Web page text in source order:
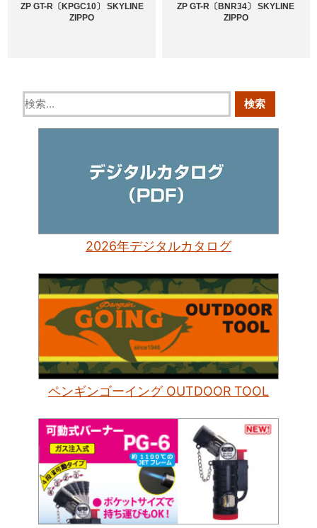
ZP GT-R〔KPGC10〕 SKYLINE
ZIPPO
ZP GT-R〔BNR34〕 SKYLINE
ZIPPO
2026年デジタルカタログ
ペンギンゴーイング OUTDOOR TOOL